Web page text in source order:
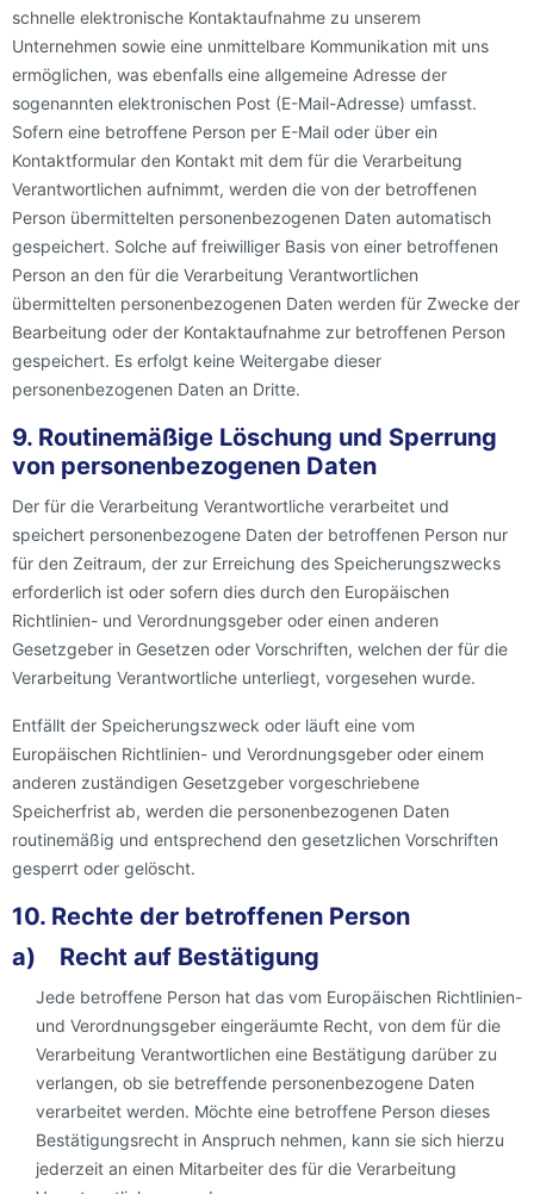
schnelle elektronische Kontaktaufnahme zu unserem
Unternehmen sowie eine unmittelbare Kommunikation mit uns
ermöglichen, was ebenfalls eine allgemeine Adresse der
sogenannten elektronischen Post (E-Mail-Adresse) umfasst.
Sofern eine betroffene Person per E-Mail oder über ein
Kontaktformular den Kontakt mit dem für die Verarbeitung
Verantwortlichen aufnimmt, werden die von der betroffenen
Person übermittelten personenbezogenen Daten automatisch
gespeichert. Solche auf freiwilliger Basis von einer betroffenen
Person an den für die Verarbeitung Verantwortlichen
übermittelten personenbezogenen Daten werden für Zwecke der
Bearbeitung oder der Kontaktaufnahme zur betroffenen Person
gespeichert. Es erfolgt keine Weitergabe dieser
personenbezogenen Daten an Dritte.
9. Routinemäßige Löschung und Sperrung
von personenbezogenen Daten
Der für die Verarbeitung Verantwortliche verarbeitet und
speichert personenbezogene Daten der betroffenen Person nur
für den Zeitraum, der zur Erreichung des Speicherungszwecks
erforderlich ist oder sofern dies durch den Europäischen
Richtlinien- und Verordnungsgeber oder einen anderen
Gesetzgeber in Gesetzen oder Vorschriften, welchen der für die
Verarbeitung Verantwortliche unterliegt, vorgesehen wurde.
Entfällt der Speicherungszweck oder läuft eine vom
Europäischen Richtlinien- und Verordnungsgeber oder einem
anderen zuständigen Gesetzgeber vorgeschriebene
Speicherfrist ab, werden die personenbezogenen Daten
routinemäßig und entsprechend den gesetzlichen Vorschriften
gesperrt oder gelöscht.
10. Rechte der betroffenen Person
a) Recht auf Bestätigung
Jede betroffene Person hat das vom Europäischen Richtlinien-
und Verordnungsgeber eingeräumte Recht, von dem für die
Verarbeitung Verantwortlichen eine Bestätigung darüber zu
verlangen, ob sie betreffende personenbezogene Daten
verarbeitet werden. Möchte eine betroffene Person dieses
Bestätigungsrecht in Anspruch nehmen, kann sie sich hierzu
jederzeit an einen Mitarbeiter des für die Verarbeitung